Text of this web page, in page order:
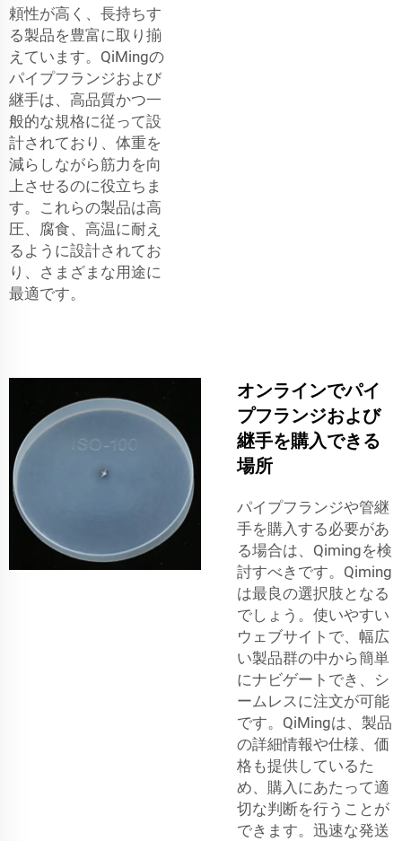
頼性が高く、長持ちす
る製品を豊富に取り揃
えています。QiMingの
パイプフランジおよび
継手は、高品質かつ一
般的な規格に従って設
計されており、体重を
減らしながら筋力を向
上させるのに役立ちま
す。これらの製品は高
圧、腐食、高温に耐え
るように設計されてお
り、さまざまな用途に
最適です。
オンラインでパイ
プフランジおよび
継手を購入できる
場所
パイプフランジや管継
手を購入する必要があ
る場合は、Qimingを検
討すべきです。Qiming
は最良の選択肢となる
でしょう。使いやすい
ウェブサイトで、幅広
い製品群の中から簡単
にナビゲートでき、シ
ームレスに注文が可能
です。QiMingは、製品
の詳細情報や仕様、価
格も提供しているた
め、購入にあたって適
切な判断を行うことが
できます。迅速な発送